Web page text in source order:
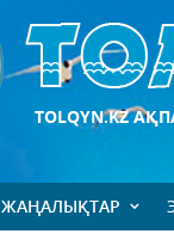
TOLQYN.KZ
ЖАҢАЛЫҚТАР